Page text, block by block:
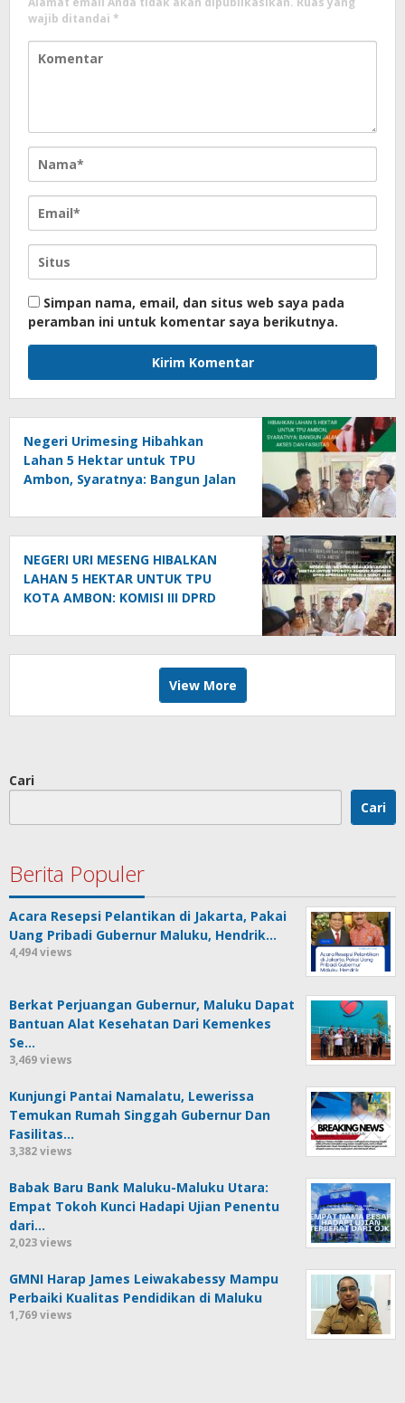
wajib ditandai *
Simpan nama, email, dan situs web saya pada
peramban ini untuk komentar saya berikutnya.
Negeri Urimesing Hibahkan
Lahan 5 Hektar untuk TPU
Ambon, Syaratnya: Bangun Jalan
NEGERI URI MESENG HIBALKAN
LAHAN 5 HEKTAR UNTUK TPU
KOTA AMBON: KOMISI III DPRD
CONTOH NEGERI LAIN
View More
Cari
Cari
Berita Populer
Acara Resepsi Pelantikan di Jakarta, Pakai
Uang Pribadi Gubernur Maluku, Hendrik…
4,494 views
Berkat Perjuangan Gubernur, Maluku Dapat
Bantuan Alat Kesehatan Dari Kemenkes
Se…
3,469 views
Kunjungi Pantai Namalatu, Lewerissa
Temukan Rumah Singgah Gubernur Dan
Fasilitas…
3,382 views
Babak Baru Bank Maluku-Maluku Utara:
Empat Tokoh Kunci Hadapi Ujian Penentu
dari…
2,023 views
GMNI Harap James Leiwakabessy Mampu
Perbaiki Kualitas Pendidikan di Maluku
1,769 views